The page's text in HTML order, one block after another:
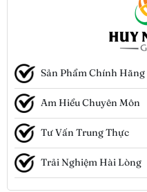
Sản Phẩm Chính Hãng
Am Hiểu Chuyên Môn
Tư Vấn Trung Thực
Trải Nghiệm Hài Lòng